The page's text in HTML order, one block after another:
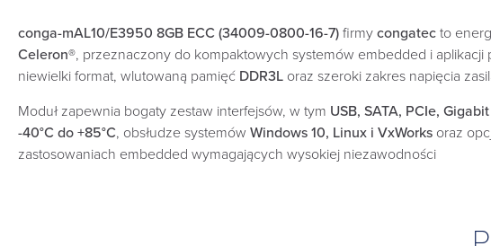
conga-mAL10/E3950 8GB ECC (34009-0800-16-7) firmy congatec to
Celeron®, przeznaczony do kompaktowych systemów embedded i aplikacji
niewielki format, wlutowaną pamięć DDR3L oraz szeroki zakres napięcia
Moduł zapewnia bogaty zestaw interfejsów, w tym USB, SATA, PCIe,
-40°C do +85°C, obsłudze systemów Windows 10, Linux i VxWorks oraz
zastosowaniach embedded wymagających wysokiej niezawodności